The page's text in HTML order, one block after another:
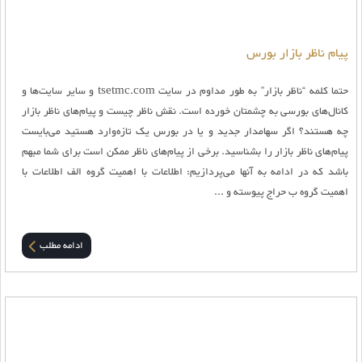
پیام ناظر بازار بورس
حتما کلمه “ناظر بازار” به طور مداوم در سایت tsetmc.com و سایر سایت‌ها و
کانال‌های بورسی به چشمتان خورده است. نقش ناظر چیست و پیام‌های ناظر بازار
چه هستند؟ اگر سهامدار جدید و یا در بورس یک تازه‌وارد هستید می‌بایست
پیام‌های ناظر بازار را بشناسید. برخی از پیام‌های ناظر ممکن است برای شما مبهم
باشد که در ادامه به آنها می‌پردازیم: اطلاعات با اهميت گروه الف اطلاعات با
اهميت گروه ب حراج پیوسته و ...
ادامه مطلب